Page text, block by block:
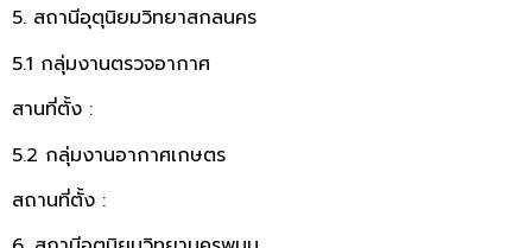
5. สถานีอุตุนิยมวิทยาสกลนคร
5.1 กลุ่มงานตรวจอากาศ
สานที่ตั้ง :
5.2 กลุ่มงานอากาศเกษตร
สถานที่ตั้ง :